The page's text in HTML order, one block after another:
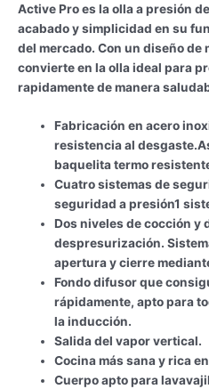
Active Pro es la olla a presión
acabado y simplicidad en su
del mercado. Con un diseño de
convierte en la olla ideal para
rapidamente de manera
Fabricación en acero
resistencia al
baquelita termo
Cuatro sistemas de
seguridad a presión1
Dos niveles de cocción y
despresurización.
apertura y cierre
Fondo difusor que
rápidamente, apto para
la inducción.
Salida del vapor vertical.
Cocina más sana y rica
Cuerpo apto para